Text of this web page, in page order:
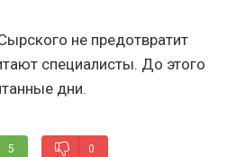
не предотвратит
специалисты. До этого
дни.
5 0